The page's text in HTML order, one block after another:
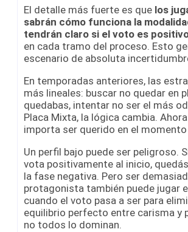
El detalle más fuerte es que los
sabrán cómo funciona la
tendrán claro si el voto es
en cada tramo del proceso. Esto
escenario de absoluta
En temporadas anteriores, las
más lineales: buscar no quedar en
quedabas, intentar no ser el más
Placa Mixta, la lógica cambia.
importa ser querido en el
Un perfil bajo puede ser peligroso.
vota positivamente al inicio,
la fase negativa. Pero ser
protagonista también puede jugar
cuando el voto pasa a ser para
equilibrio perfecto entre carisma y
no todos lo dominan.